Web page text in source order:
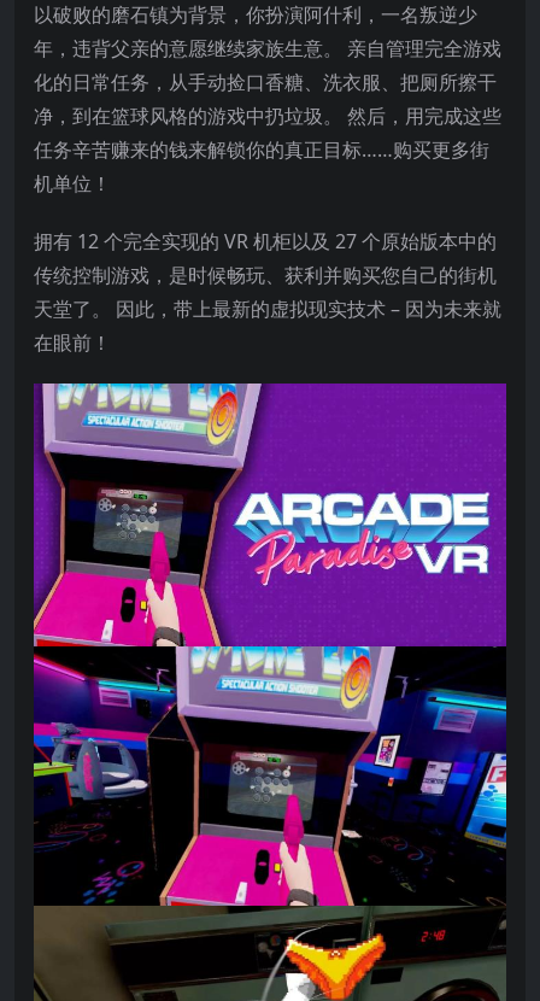
以破败的磨石镇为背景，你扮演阿什利，一名叛逆少
年，违背父亲的意愿继续家族生意。 亲自管理完全游戏
化的日常任务，从手动捡口香糖、洗衣服、把厕所擦干
净，到在篮球风格的游戏中扔垃圾。 然后，用完成这些
任务辛苦赚来的钱来解锁你的真正目标……购买更多街
机单位！
拥有 12 个完全实现的 VR 机柜以及 27 个原始版本中的
传统控制游戏，是时候畅玩、获利并购买您自己的街机
天堂了。 因此，带上最新的虚拟现实技术 – 因为未来就
在眼前！